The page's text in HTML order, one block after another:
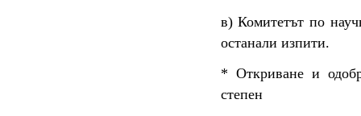
в) Комитетът по
останали изпити.
* Откриване и
степен